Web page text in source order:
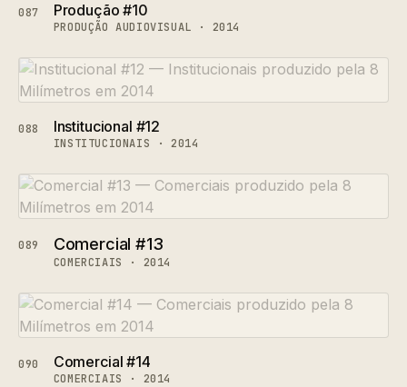
087 Produção #10
PRODUÇÃO AUDIOVISUAL · 2014
088 Institucional #12
INSTITUCIONAIS · 2014
089 Comercial #13
COMERCIAIS · 2014
090 Comercial #14
COMERCIAIS · 2014